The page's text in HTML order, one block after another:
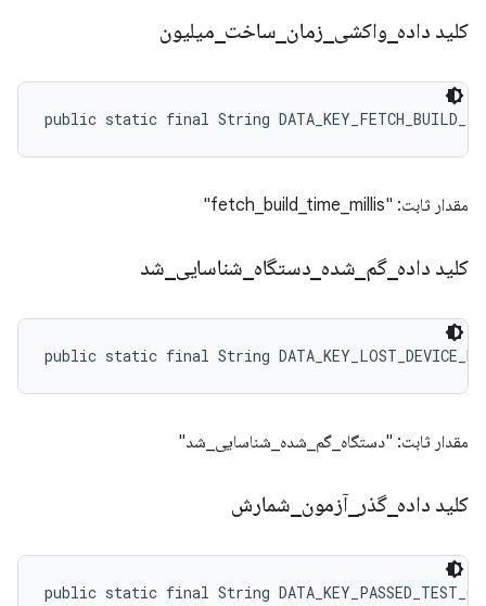
کلید داده واکشی زمان ساخت میلیون
public static final String
مقدار ثابت: "fetch_build_time_millis"
کلید داده _گم شده دستگاه شناسایی شد
public static final String
مقدار ثابت: "دستگاه_گم_شده_شناسایی_شد"
کلید داده _گذر _آزمون شمارش
public static final String